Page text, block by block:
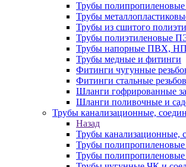
Трубы
Трубы
Трубы из сшитого
Трубы полиэтиленовые
Трубы напорные ПВХ,
Трубы медные и фитинги
Фитинги чугунные
Фитинги стальные
Шланги гофрированные
Шланги поливочные и
Трубы канализационные,
Назад
Трубы канализационные,
Трубы полипропиленовые
Трубы полипропиленовые